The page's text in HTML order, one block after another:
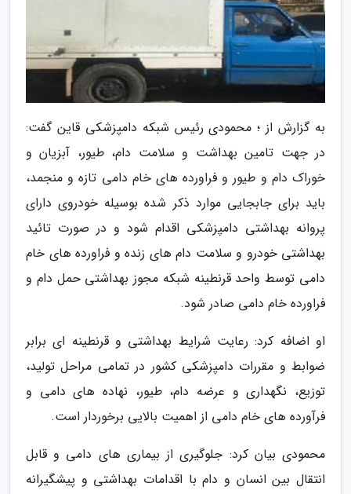
به گزارش از ؛ محمودی رئیس شبکه دامپزشکی قاین گفت:
در جهت تامین بهداشت و سلامت دام، طیور، آبزیان و
خوراک دام و طیور و فراورده های خام دامی تازه و منجمد،
باید برای جابجایی موارد ذکر شده بوسیله خودروی دارای
پروانه بهداشتی دامپزشکی اقدام شود و در صورت تائید
بهداشتی خودرو و سلامت دام های زنده و فراورده های خام
دامی توسط واحد قرنطینه شبکه مجوز بهداشتی حمل دام و
فراورده خام دامی صادر شود.
او اضافه کرد: رعایت شرایط بهداشتی و قرنطینه ای برابر
ضوابط و مقررات دامپزشکی کشور در تمامی مراحل تولید،
توزیع، نگهداری و عرضه دام، طیور، نهاده های دامی و
فرآورده های خام دامی از اهمیت بالایی برخوردار است.
محمودی بیان کرد: جلوگیری از بیماری های دامی و قابل
انتقال بین انسان و دام با اقدامات بهداشتی و پیشگیرانه